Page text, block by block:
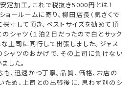
良いことが特徴である綿
クスフォードですが、天然素材
定加工を施していても、やや
使用の綿100％に特殊な形態
、綿特有の光沢感や素材感を
寸して頂き、ベストサイズを勧めて頂
のシャツ（１泊２日だったので白とサック
上司に同行して出張しました。ジャス
シャツのおかげで、その上司に負けない
した。
、迅速かつ丁寧。品質、価格、お店の
め、上司との出張後に、思わず別のシ